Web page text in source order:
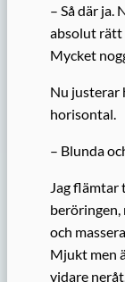
– Så där ja.
absolut rätt
Mycket
Nu justerar
horisontal.
– Blunda
Jag flämtar
beröringen,
och
Mjukt men
vidare